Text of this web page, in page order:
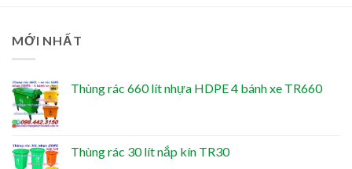
MỚI NHẤT
Thùng rác 660 lít nhựa HDPE 4 bánh xe TR660
Thùng rác 30 lít nắp kín TR30